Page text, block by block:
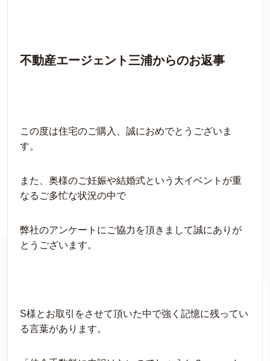
不動産エージェント三浦からのお返事
この度は住宅のご購入、誠におめでとうございま
す。
また、奥様のご妊娠や結婚式という大イベントが重
なるご多忙な状況の中で
弊社のアンケートにご協力を頂きまして誠にありが
とうございます。
S様とお取引をさせて頂いた中で強く記憶に残ってい
る言葉があります。